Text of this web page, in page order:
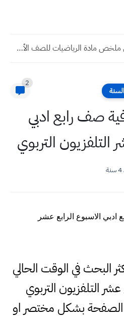
اوراق ملخص مادة الرياضيات للصف الأول المتوسط الفصل الأول
2
صف رابع ادبي
التلفزيون التربوي
الاسبوع الرابع عشر
البحث في الوقت الحالي
التلفزيون التربوي
بشكل مختصر او